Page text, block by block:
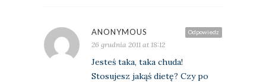
Odpowiedz
ANONYMOUS
26 grudnia 2011 at 18:12
Jesteś taka, taka chuda!
Stosujesz jakąś dietę? Czy po